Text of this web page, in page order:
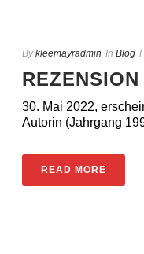
By kleemayradmin In Blog
30. Mai 2022,
Autorin (Jahrgang
READ MORE